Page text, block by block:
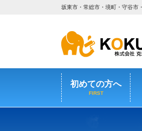
坂東市・常総市・境町・守谷市
初めての方へ
FIRST